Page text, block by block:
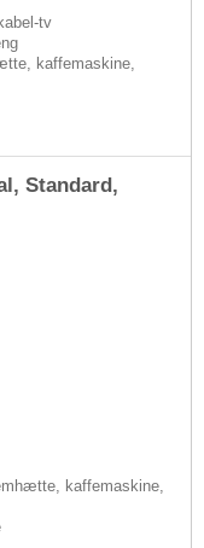
tv
kaffemaskine,
Standard,
kaffemaskine,